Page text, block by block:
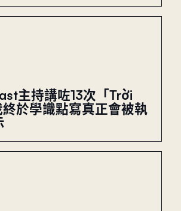
主持講咗13次「Trời
於學識點寫真正會被執